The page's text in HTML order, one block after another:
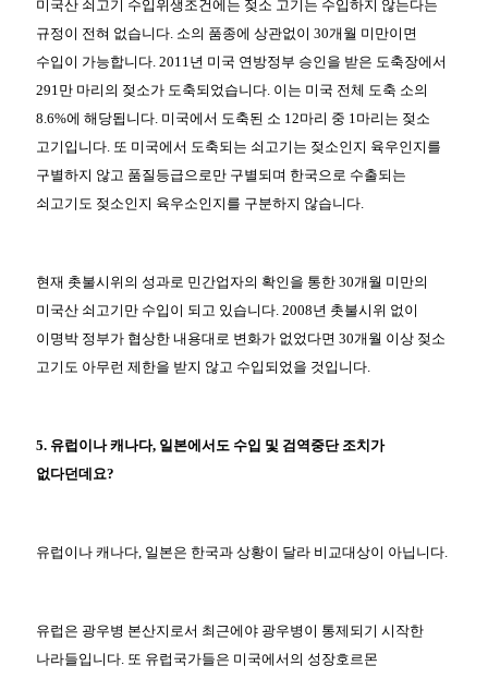
미국산 쇠고기 수입위생조건에는 젖소 고기는 수입하지 않는다는
규정이 전혀 없습니다. 소의 품종에 상관없이 30개월 미만이면
수입이 가능합니다. 2011년 미국 연방정부 승인을 받은 도축장에서
291만 마리의 젖소가 도축되었습니다. 이는 미국 전체 도축 소의
8.6%에 해당됩니다. 미국에서 도축된 소 12마리 중 1마리는 젖소
고기입니다. 또 미국에서 도축되는 쇠고기는 젖소인지 육우인지를
구별하지 않고 품질등급으로만 구별되며 한국으로 수출되는
쇠고기도 젖소인지 육우소인지를 구분하지 않습니다.
현재 촛불시위의 성과로 민간업자의 확인을 통한 30개월 미만의
미국산 쇠고기만 수입이 되고 있습니다. 2008년 촛불시위 없이
이명박 정부가 협상한 내용대로 변화가 없었다면 30개월 이상 젖소
고기도 아무런 제한을 받지 않고 수입되었을 것입니다.
5. 유럽이나 캐나다, 일본에서도 수입 및 검역중단 조치가
없다던데요?
유럽이나 캐나다, 일본은 한국과 상황이 달라 비교대상이 아닙니다.
유럽은 광우병 본산지로서 최근에야 광우병이 통제되기 시작한
나라들입니다. 또 유럽국가들은 미국에서의 성장호르몬